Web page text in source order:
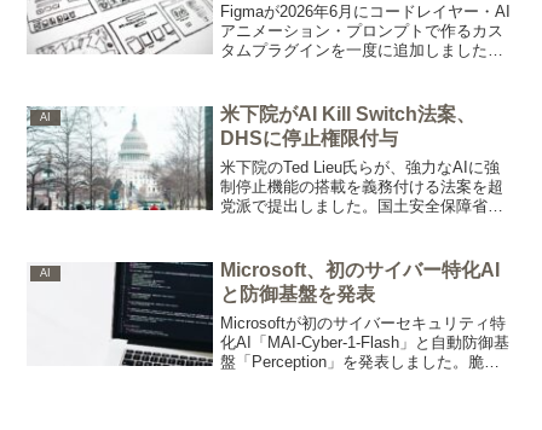
Figmaが2026年6月にコードレイヤー・AI
アニメーション・プロンプトで作るカス
タムプラグインを一度に追加しました。
ンと開発の直列的なハンドオフを変える
可能性があります。
AI
米下院がAI Kill Switch法案、
DHSに停止権限付与
米下院のTed Lieu氏らが、強力なAIに強
制停止機能の搭載を義務付ける法案を超
党派で提出しました。国土安全保障省に
す。
AI
Microsoft、初のサイバー特化AI
と防御基盤を発表
Microsoftが初のサイバーセキュリティ特
化AI「MAI-Cyber-1-Flash」と自動防御基
盤「Perception」を発表しました。脆弱